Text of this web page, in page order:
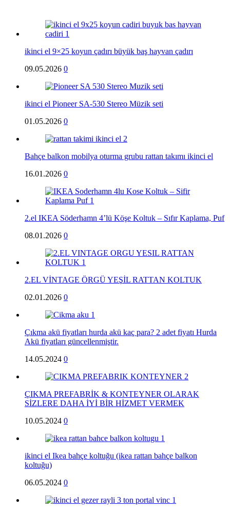
ikinci el 9×25 koyun çadırı büyük baş hayvan çadırı
09.05.2026 0
ikinci el Pioneer SA-530 Stereo Müzik seti
01.05.2026 0
Bahçe balkon mobilya oturma grubu rattan takımı ikinci el
16.01.2026 0
2.el IKEA Söderhamn 4’lü Köşe Koltuk – Sıfır Kaplama, Puf
08.01.2026 0
2.EL VİNTAGE ÖRGÜ YEŞİL RATTAN KOLTUK
02.01.2026 0
Çıkma akü fiyatları hurda akü kaç para? 2 adet fiyatı Hurda
Akü fiyatları güncellenmiştir.
14.05.2024 0
ÇIKMA PREFABRİK & KONTEYNER OLARAK
SİZLERE DAHA İYİ BİR HİZMET VERMEK
10.05.2024 0
ikinci el Ikea bahçe koltuğu (ikea rattan bahçe balkon
koltuğu)
06.05.2024 0